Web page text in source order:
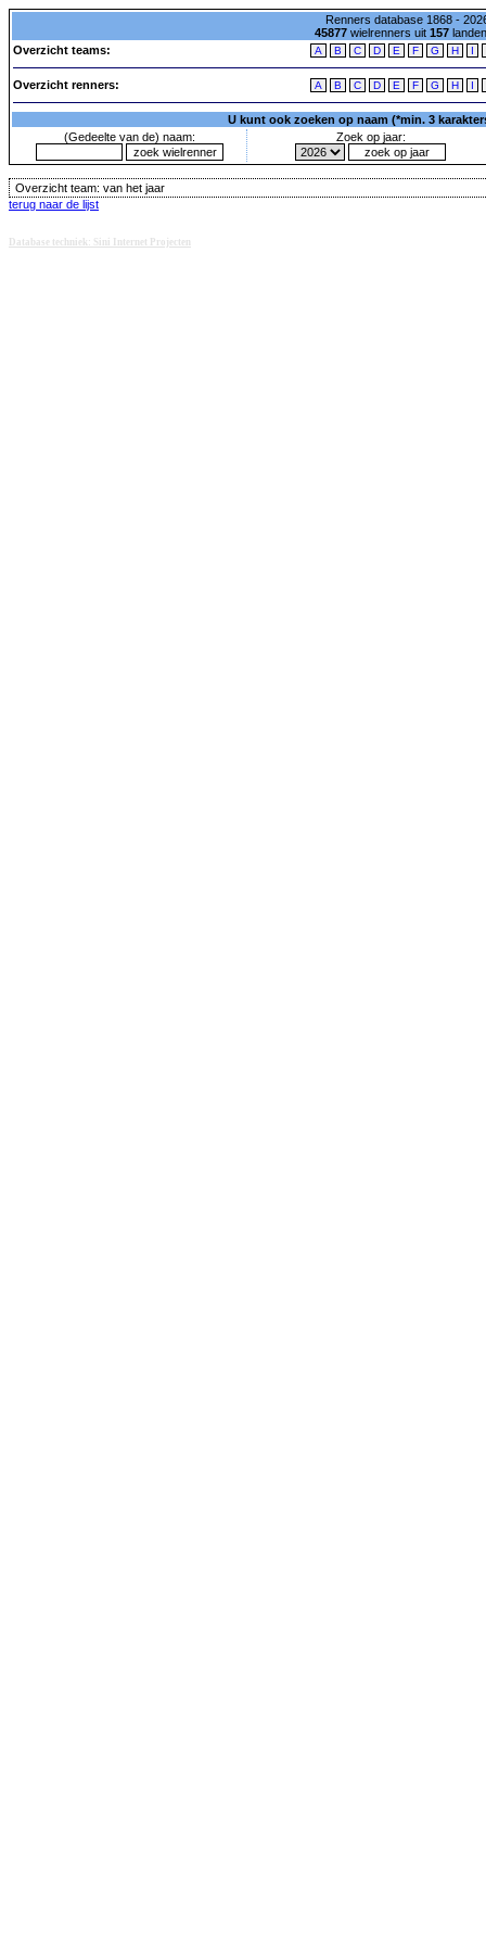
Renners database 1868 -
45877wielrenners uit 157
Overzicht teams:
A B C D E F G H I
Overzicht renners: A B C D E F G H I
U kunt ook zoeken op naam (*min. 3
(Gedeelte van de) naam:
Zoek op jaar:
Overzicht team: van het jaar
terug naar de lijst
Database techniek: Sini Internet Projecten